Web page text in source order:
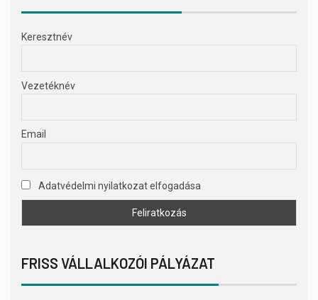
Keresztnév
Vezetéknév
Email
Adatvédelmi nyilatkozat elfogadása
FRISS VÁLLALKOZÓI PÁLYÁZAT